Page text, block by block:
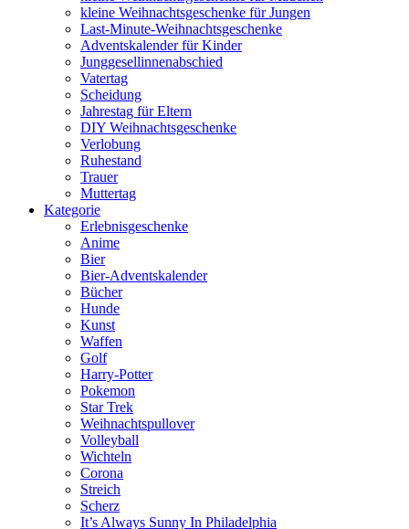
kleine Weihnachtsgeschenke für Jungen
Last-Minute-Weihnachtsgeschenke
Adventskalender für Kinder
Junggesellinnenabschied
Vatertag
Scheidung
Jahrestag für Eltern
DIY Weihnachtsgeschenke
Verlobung
Ruhestand
Trauer
Muttertag
Kategorie
Erlebnisgeschenke
Anime
Bier
Bier-Adventskalender
Bücher
Hunde
Kunst
Waffen
Golf
Harry-Potter
Pokemon
Star Trek
Weihnachtspullover
Volleyball
Wichteln
Corona
Streich
Scherz
It’s Always Sunny In Philadelphia